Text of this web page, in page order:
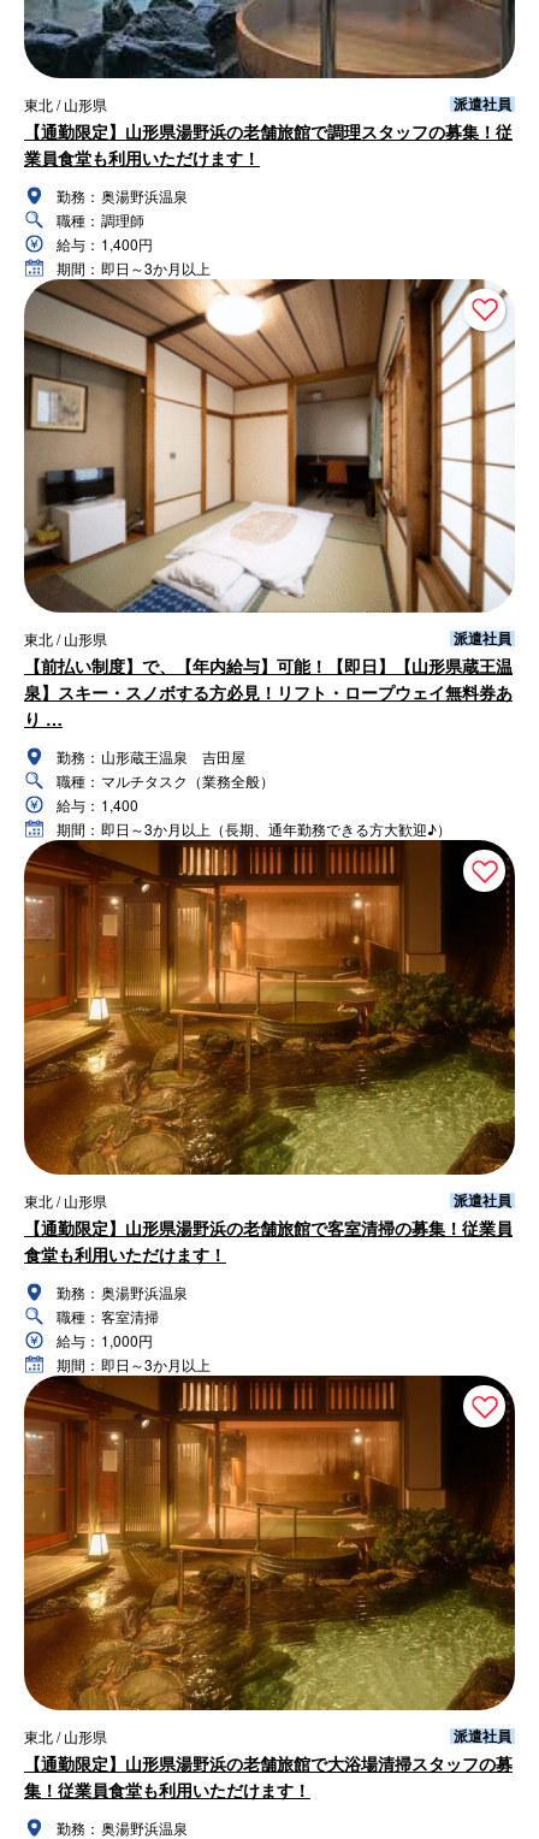
東北 / 山形県 派遣社員
【通勤限定】山形県湯野浜の老舗旅館で調理スタッフの募集！従
業員食堂も利用いただけます！
勤務： 奥湯野浜温泉
職種： 調理師
給与： 1,400円
期間： 即日～3か月以上
東北 / 山形県 派遣社員
【前払い制度】で、【年内給与】可能！【即日】【山形県蔵王温
泉】スキー・スノボする方必見！リフト・ロープウェイ無料券あ
り …
勤務： 山形蔵王温泉 吉田屋
職種： マルチタスク（業務全般）
給与： 1,400
期間： 即日～3か月以上（長期、通年勤務できる方大歓迎♪）
東北 / 山形県 派遣社員
【通勤限定】山形県湯野浜の老舗旅館で客室清掃の募集！従業員
食堂も利用いただけます！
勤務： 奥湯野浜温泉
職種： 客室清掃
給与： 1,000円
期間： 即日～3か月以上
東北 / 山形県 派遣社員
【通勤限定】山形県湯野浜の老舗旅館で大浴場清掃スタッフの募
集！従業員食堂も利用いただけます！
勤務： 奥湯野浜温泉